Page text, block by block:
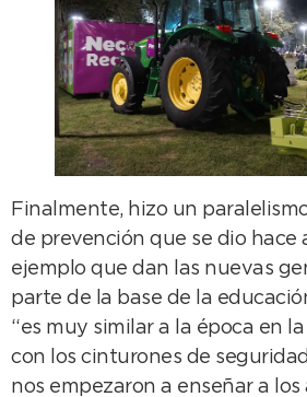
Finalmente, hizo un
de prevención que se dio hace
ejemplo que dan las nuevas
parte de la base de la
“es muy similar a la época en
con los cinturones de
nos empezaron a enseñar a